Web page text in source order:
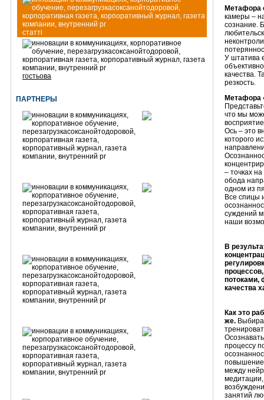
статті
гостьова
ПАРТНЕРЫ
Метафора
камеры –
сознание.
У штатива
качества.
резкость.
Метафора
что мы
Ось – это
которого
– точках
обода
одном из
Все спицы
суждений
наши
В
потоками,
качества
Как это
же.
процессу
повышение
между
занятий